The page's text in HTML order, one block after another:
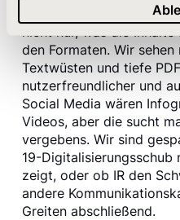
„Beim Storytelling ist
den Formaten. Wir
Textwüsten und tiefe
nutzerfreundlicher und
Social Media wären
Videos, aber die sucht
vergebens. Wir sind
19-Digitalisierungsschub
zeigt, oder ob IR den
andere
Greiten abschließend.